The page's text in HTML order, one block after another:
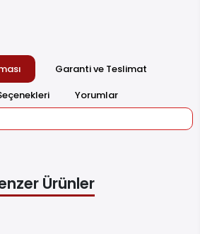
Garanti ve Teslimat
Yorumlar
Ürünler